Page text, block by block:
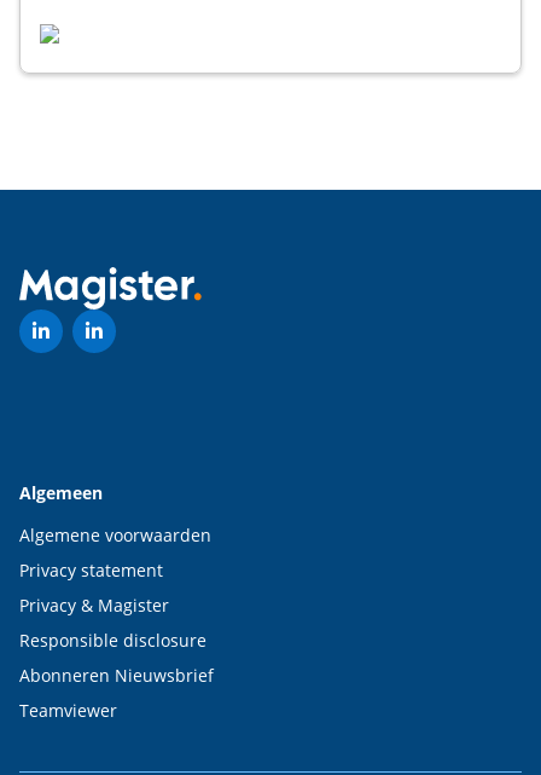
Algemeen
Algemene voorwaarden
Privacy statement
Privacy & Magister
Responsible disclosure
Abonneren Nieuwsbrief
Teamviewer